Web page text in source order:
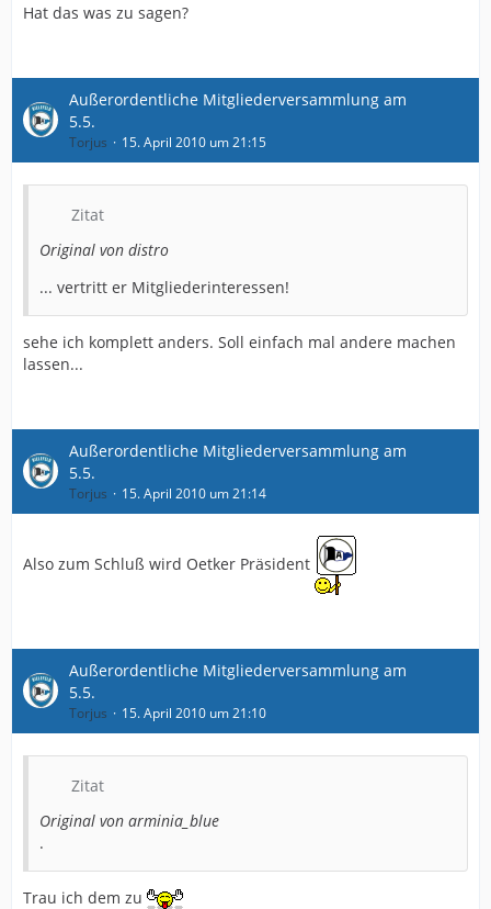
Hat das was zu sagen?
Außerordentliche Mitgliederversammlung am
5.5.
Torjus 15. April 2010 um 21:15
Zitat
Original von distro
... vertritt er Mitgliederinteressen!
sehe ich komplett anders. Soll einfach mal andere machen
lassen...
Außerordentliche Mitgliederversammlung am
5.5.
Torjus 15. April 2010 um 21:14
Also zum Schluß wird Oetker Präsident
Außerordentliche Mitgliederversammlung am
5.5.
Torjus 15. April 2010 um 21:10
Zitat
Original von arminia_blue
.
Trau ich dem zu